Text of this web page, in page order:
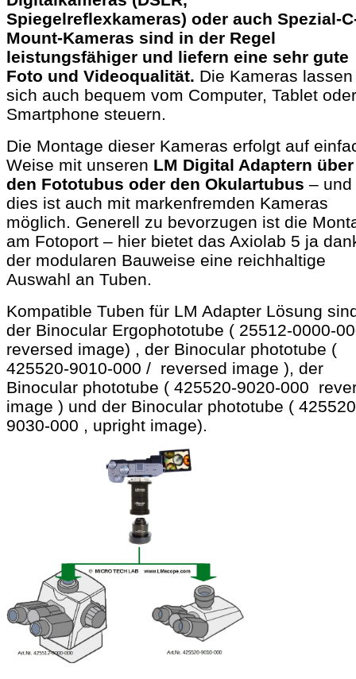
Spiegelreflexkameras) oder auch Spezial-
Mount-Kameras sind in der Regel
leistungsfähiger und liefern eine sehr gute
Foto und Videoqualität. Die Kameras lassen
sich auch bequem vom Computer, Tablet oder
Smartphone steuern.
Die Montage dieser Kameras erfolgt auf
Weise mit unseren LM Digital Adaptern über
den Fototubus oder den Okulartubus – und
dies ist auch mit markenfremden Kameras
möglich. Generell zu bevorzugen ist die
am Fotoport – hier bietet das Axiolab 5 ja
der modularen Bauweise eine reichhaltige
Auswahl an Tuben.
Kompatible Tuben für LM Adapter Lösung
der Binocular Ergophototube ( 25512-0000-
reversed image) , der Binocular phototube (
425520-9010-000 / reversed image ), der
Binocular phototube ( 425520-9020-000
image ) und der Binocular phototube (
9030-000 , upright image).